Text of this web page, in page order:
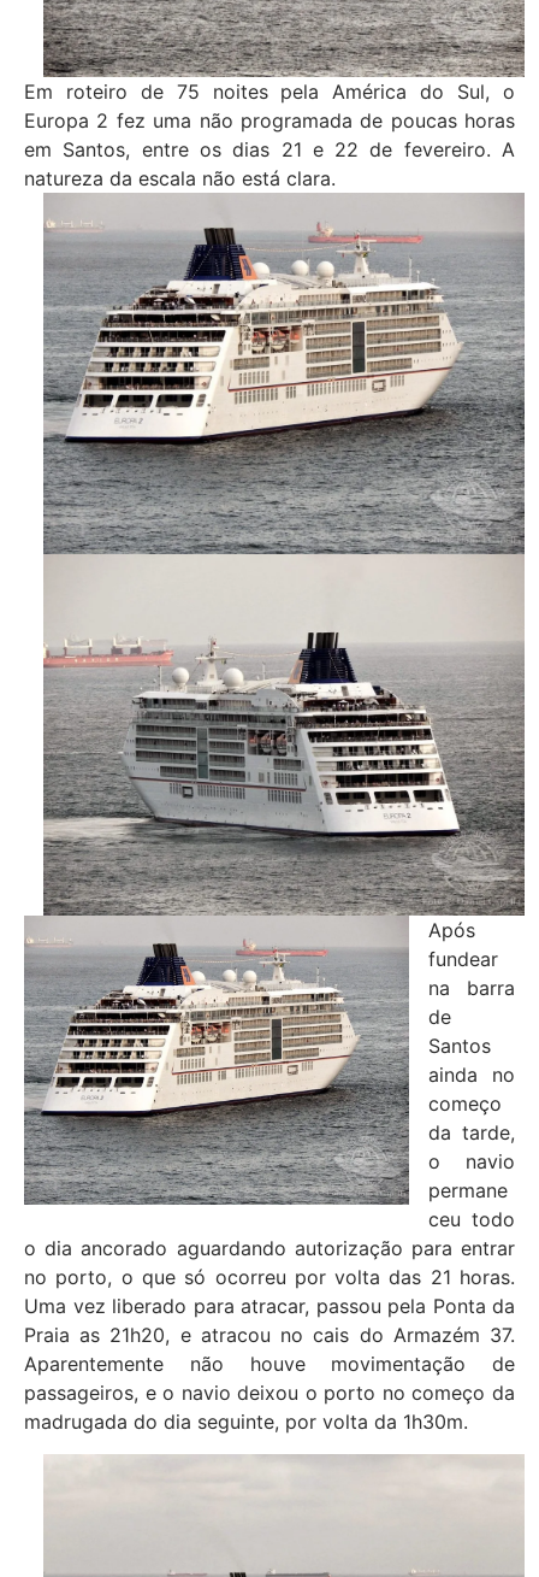
Em roteiro de 75 noites pela América do Sul, o
Europa 2 fez uma não programada de poucas horas
em Santos, entre os dias 21 e 22 de fevereiro. A
natureza da escala não está clara.
Após
fundear
na barra
de
Santos
ainda no
começo
da tarde,
o navio
permane
ceu todo
o dia ancorado aguardando autorização para entrar
no porto, o que só ocorreu por volta das 21 horas.
Uma vez liberado para atracar, passou pela Ponta da
Praia as 21h20, e atracou no cais do Armazém 37.
Aparentemente não houve movimentação de
passageiros, e o navio deixou o porto no começo da
madrugada do dia seguinte, por volta da 1h30m.